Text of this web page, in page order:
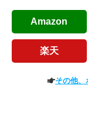
Amazon
楽天
その他、